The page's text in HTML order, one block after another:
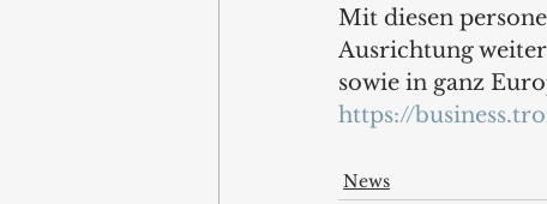
Mit diesen
Ausrichtung
sowie in ganz
https://
News